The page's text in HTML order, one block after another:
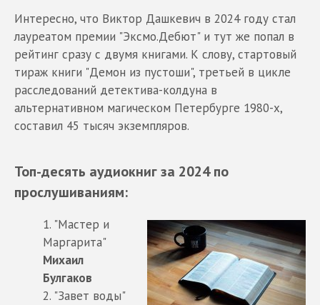
Интересно, что Виктор Дашкевич в 2024 году стал
лауреатом премии "Эксмо.Дебют" и тут же попал в
рейтинг сразу с двумя книгами. К слову, стартовый
тираж книги "Демон из пустоши", третьей в цикле
расследований детектива-колдуна в
альтернативном магическом Петербурге 1980-х,
составил 45 тысяч экземпляров.
Топ-десять аудиокниг за 2024 по
прослушиваниям:
1. "Мастер и
Маргарита"
Михаил
Булгаков
2. "Завет воды"